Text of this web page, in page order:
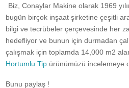
Biz, Conaylar Makine olarak 1969
bugün birçok inşaat şirketine çeşitli
bilgi ve tecrübeler çerçevesinde her
hedefliyor ve bunun için durmadan
çalışmak için toplamda 14,000 m2
Hortumlu Tip ürünümüzü incelemeye
Bunu paylaş !